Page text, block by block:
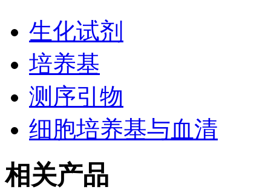
生化试剂
培养基
测序引物
细胞培养基与血清
相关产品